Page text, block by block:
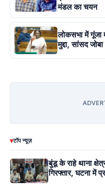
मंडल का चयन
लोकसभा में गूंजा
मुद्दा, सांसद
▾टॉप न्यूज़
बुंडू के राहे थाना
गिरफ्तार, घटना में